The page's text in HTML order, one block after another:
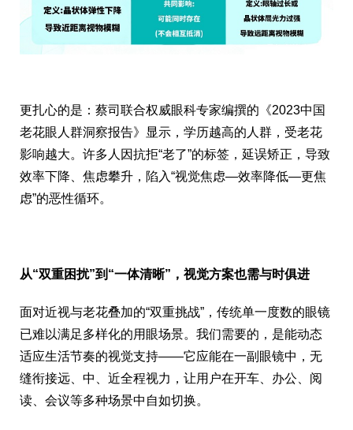
更扎心的是：蔡司联合权威眼科专家编撰的《2023中国
老花眼人群洞察报告》显示，学历越高的人群，受老花
影响越大。许多人因抗拒“老了”的标签，延误矫正，导致
效率下降、焦虑攀升，陷入“视觉焦虑—效率降低—更焦
虑”的恶性循环。
从“双重困扰”到 “一体清晰” ，视觉方案也需与时俱进
面对近视与老花叠加的“双重挑战”，传统单一度数的眼镜
已难以满足多样化的用眼场景。我们需要的，是能动态
适应生活节奏的视觉支持——它应能在一副眼镜中，无
缝衔接远、中、近全程视力，让用户在开车、办公、阅
读、会议等多种场景中自如切换。